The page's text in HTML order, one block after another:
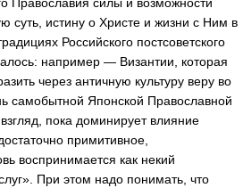
Православия силы и возможности
суть, истину о Христе и жизни с Ним в
Российского постсоветского
например — Византии, которая
через античную культуру веру во
самобытной Японской Православной
пока доминирует влияние
примитивное,
воспринимается как некий
При этом надо понимать, что